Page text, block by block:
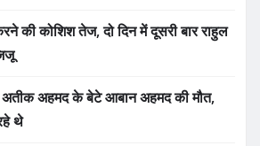
की कोशिश तेज, दो दिन में दूसरी बार राहुल
अहमद के बेटे आबान अहमद की मौत,
थे